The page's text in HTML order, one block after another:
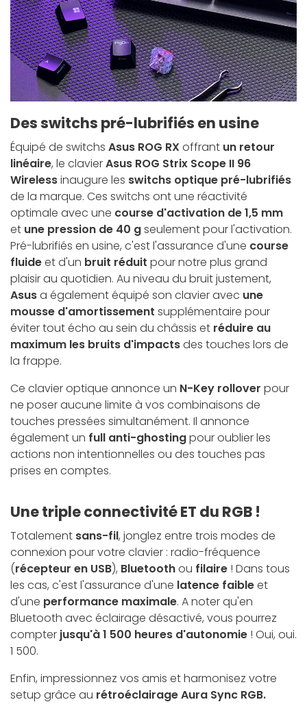
Des switchs pré-lubrifiés en usine
Équipé de switchs Asus ROG RX offrant un retour
linéaire, le clavierAsus ROG Strix Scope II 96
Wirelessinaugure les switchs optique pré-lubrifiés
de la marque. Ces switchs ont une réactivité
optimale avec une course d'activation de 1,5 mm
et une pression de 40 gseulement pour l'activation.
Pré-lubrifiés en usine, c'est l'assurance d'une course
fluideet d'un bruit réduit pour notre plus grand
plaisir au quotidien. Au niveau du bruit justement,
Asusa également équipé son clavier avec une
mousse d'amortissement supplémentaire pour
éviter tout écho au sein du châssis et réduire au
maximum les bruits d'impactsdes touches lors de
la frappe.
Ce clavier optique annonce un N-Key rollover pour
ne poser aucune limite à vos combinaisons de
touches pressées simultanément. Il annonce
également un full anti-ghostingpour oublier les
actions non intentionnelles ou des touches pas
prises en comptes.
Une triple connectivité ET du RGB !
Totalement sans-fil, jonglez entre trois modes de
connexion pour votre clavier : radio-fréquence
(récepteur en USB), Bluetoothou filaire ! Dans tous
les cas, c'est l'assurance d'une latence faibleet
d'une performance maximale. A noter qu'en
Bluetooth avec éclairage désactivé, vous pourrez
compter jusqu'à 1 500 heures d'autonomie ! Oui, oui.
1 500.
Enfin, impressionnez vos amis et harmonisez votre
setup grâce au rétroéclairage Aura Sync RGB.